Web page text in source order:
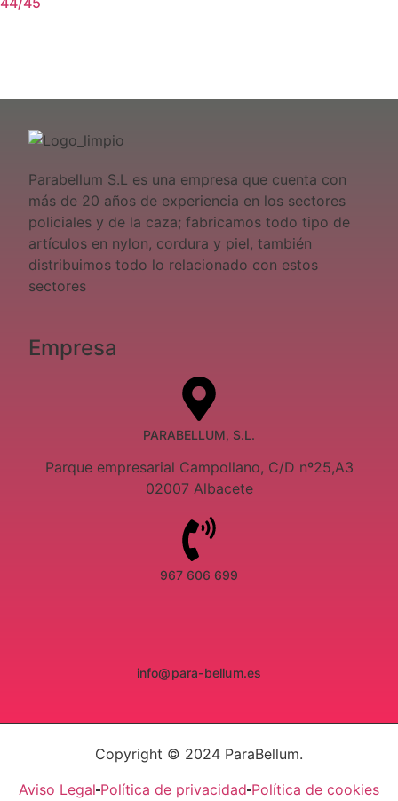
Parabellum S.L es una empresa que cuenta con
más de 20 años de experiencia en los sectores
policiales y de la caza; fabricamos todo tipo de
artículos en nylon, cordura y piel, también
distribuimos todo lo relacionado con estos
sectores
Empresa
PARABELLUM, S.L.
Parque empresarial Campollano, C/D nº25,A3
02007 Albacete
967 606 699
info@para-bellum.es
Copyright © 2024 ParaBellum.
Aviso Legal Política de privacidad Política de cookies